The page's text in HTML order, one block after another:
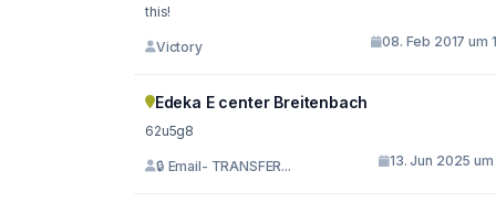
this!
Victory 08. Feb 2017 um
Edeka E center Breitenbach
62u5g8
🔒 Email- TRANSFER... 13. Jun 2025 um